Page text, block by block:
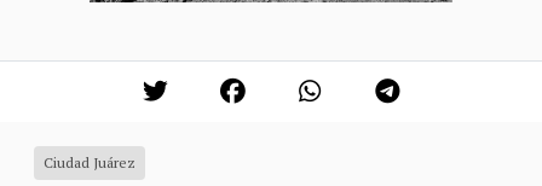
Ciudad Juárez